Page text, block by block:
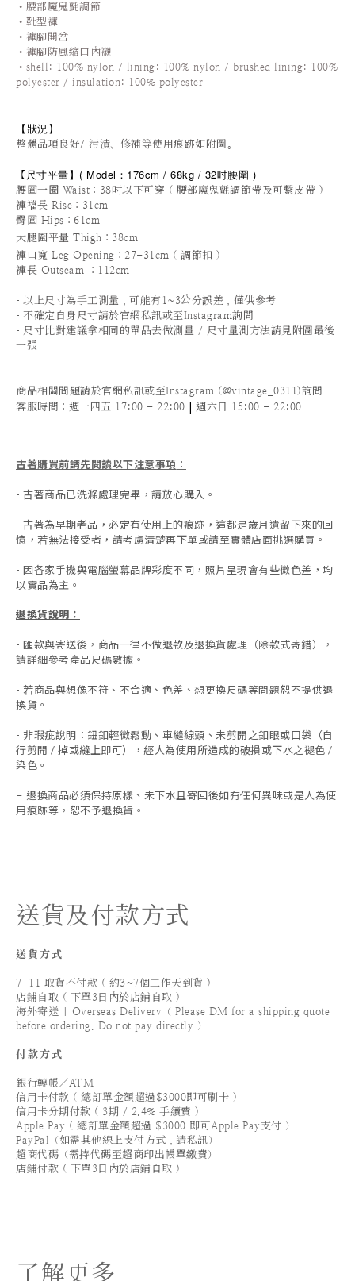
•腰部魔鬼氈調節
•靴型褲
•褲腳開岔
•褲腳防風縮口內襯
•shell: 100% nylon / lining: 100% nylon / brushed lining: 100%
polyester / insulation: 100% polyester
【狀況】
整體品項良好/ 污漬、修補等使用痕跡如附圖。
【 尺寸平量】 ( Model：176cm / 68kg / 32吋腰圍 )
腰圍一圈 Waist：38吋以下可穿 ( 腰部魔鬼氈調節帶及可繫皮帶 )
褲襠長 Rise ：31cm
臀圍 Hips ：61cm
大腿圍平量 Thigh：38cm
褲口寬 Leg Opening ：27-31cm ( 調節扣 )
褲長 Outseam ：112cm
- 以上尺寸為手工測量，可能有1~3公分誤差，僅供參考
- 不確定自身尺寸請於官網私訊或至Instagram詢問
- 尺寸比對建議拿相同的單品去做測量 / 尺寸量測方法請見附圖最後
一張
商品相關問題請於官網私訊或至Instagram (@vintage_0311)詢問
客服時間 ：週一四五 17:00 - 22:00 | 週六日 15:00 - 22:00
古著購買前請先閱讀以下注意事項 ：
- 古著商品已洗滌處理完畢，請放心購入。
- 古著為早期老品，必定有使用上的痕跡，這都是歲月遺留下來的回
憶，若無法接受者，請考慮清楚再下單或請至實體店面挑選購買。
- 因各家手機與電腦螢幕品牌彩度不同，照片呈現會有些微色差，均
以實品為主。
退換貨說明：
- 匯款與寄送後，商品一律不做退款及退換貨處理（除款式寄錯），
請詳細參考產品尺碼數據 。
- 若商品與想像不符、不合適、色差、想更換尺碼等問題恕不提供退
換貨。
- 非瑕疵說明：鈕釦輕微鬆動、車縫線頭、未剪開之釦眼或口袋（自
行剪開 / 掉或縫上即可），經人為使用所造成的破損或下水之褪色 /
染色。
- 退換商品必須保持原樣、未下水且寄回後如有任何異味或是人為使
用痕跡等 ， 恕不予退換貨。
送貨及付款方式
送貨方式
7-11 取貨不付款 ( 約3~7個工作天到貨 )
店鋪自取 ( 下單3日內於店鋪自取 )
海外寄送 | Overseas Delivery（ Please DM for a shipping quote
before ordering. Do not pay directly ）
付款方式
銀行轉帳／ATM
信用卡付款 ( 總訂單金額超過$3000即可刷卡 )
信用卡分期付款 ( 3期 / 2.4% 手續費 )
Apple Pay ( 總訂單金額超過 $3000 即可Apple Pay支付 ）
PayPal（如需其他線上支付方式，請私訊）
超商代碼（需持代碼至超商印出帳單繳費）
店鋪付款 ( 下單3日內於店鋪自取 )
了解更多